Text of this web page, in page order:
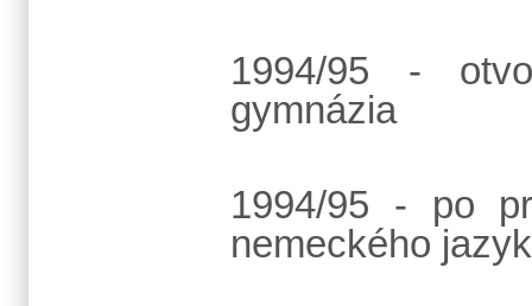
1994/95 -
gymnázia
1994/95 - po
nemeckého